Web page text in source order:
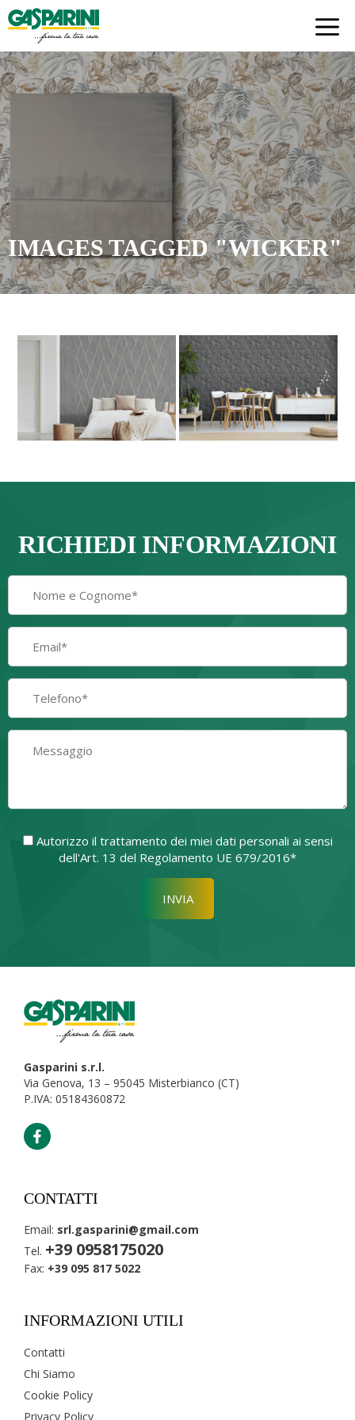
Skip
to
content
IMAGES TAGGED "WICKER"
RICHIEDI INFORMAZIONI
Autorizzo il trattamento dei miei dati personali ai sensi
dell'Art. 13 del Regolamento UE 679/2016*
Si prega di lasciare vuoto
Gasparini s.r.l.
Via Genova, 13 – 95045 Misterbianco (CT)
P.IVA: 05184360872
CONTATTI
Email: srl.gasparini@gmail.com
Tel. +39 0958175020
Fax: +39 095 817 5022
INFORMAZIONI UTILI
Contatti
Chi Siamo
Cookie Policy
Privacy Policy